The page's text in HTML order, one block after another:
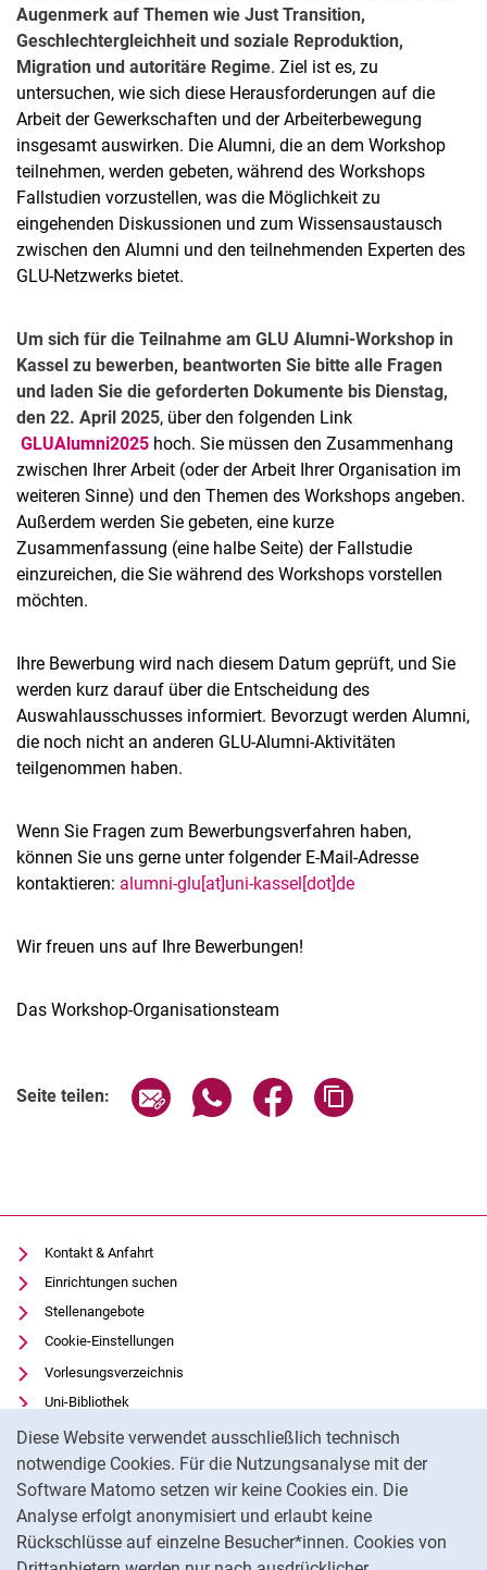
Diese Website verwendet ausschließlich technisch
notwendige Cookies. Für die Nutzungsanalyse mit der
Software Matomo setzen wir keine Cookies ein. Die
Analyse erfolgt anonymisiert und erlaubt keine
Rückschlüsse auf einzelne Besucher*innen. Cookies von
Augenmerk auf Themen wie Just Transition,
Geschlechtergleichheit und soziale Reproduktion,
Migration und autoritäre Regime. Ziel ist es, zu
untersuchen, wie sich diese Herausforderungen auf die
Arbeit der Gewerkschaften und der Arbeiterbewegung
insgesamt auswirken. Die Alumni, die an dem Workshop
teilnehmen, werden gebeten, während des Workshops
Fallstudien vorzustellen, was die Möglichkeit zu
eingehenden Diskussionen und zum Wissensaustausch
zwischen den Alumni und den teilnehmenden Experten des
GLU-Netzwerks bietet.
Um sich für die Teilnahme am GLU Alumni-Workshop in
Kassel zu bewerben, beantworten Sie bitte alle Fragen
und laden Sie die geforderten Dokumente bis Dienstag,
den 22. April 2025, über den folgenden Link
GLUAlumni2025 hoch. Sie müssen den Zusammenhang
zwischen Ihrer Arbeit (oder der Arbeit Ihrer Organisation im
weiteren Sinne) und den Themen des Workshops angeben.
Außerdem werden Sie gebeten, eine kurze
Zusammenfassung (eine halbe Seite) der Fallstudie
einzureichen, die Sie während des Workshops vorstellen
möchten.
Ihre Bewerbung wird nach diesem Datum geprüft, und Sie
werden kurz darauf über die Entscheidung des
Auswahlausschusses informiert. Bevorzugt werden Alumni,
die noch nicht an anderen GLU-Alumni-Aktivitäten
teilgenommen haben.
Wenn Sie Fragen zum Bewerbungsverfahren haben,
können Sie uns gerne unter folgender E-Mail-Adresse
kontaktieren: alumni-glu[at]uni-kassel[dot]de
Wir freuen uns auf Ihre Bewerbungen!
Das Workshop-Organisationsteam
Seite teilen: Seite über E-Mail teilen
Seite über WhatsApp teilen
Seite über Facebook
Kontakt & Anfahrt
Einrichtungen suchen
Stellenangebote
Cookie-Einstellungen
Vorlesungsverzeichnis
Uni-Bibliothek
Moodle
Panopto
Datenschutz
Barrierefreiheit
Transparenter KI-Einsatz